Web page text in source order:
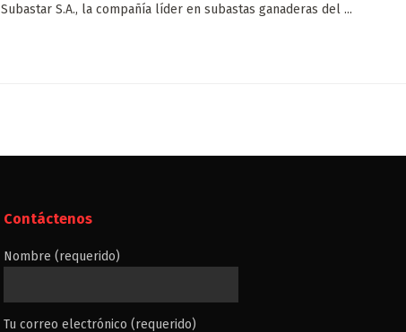
Subastar S.A., la compañía líder en subastas ganaderas del ...
Contáctenos
Nombre (requerido)
Tu correo electrónico (requerido)